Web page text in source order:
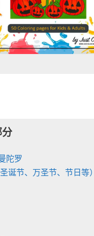
分
陀罗
诞节、万圣节、节日等）